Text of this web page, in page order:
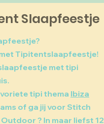
Slaapfeestje
Tipitentslaapfeestje!
met tipi
tipi thema Ibiza
of ga jij voor Stitch
? In maar liefst 12